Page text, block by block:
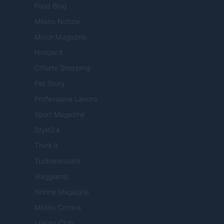
Food Blog
Milano Notizie
Motor Magazine
Notizie.it
Offerte Shopping
Pet Story
Professione Lavoro
Sport Magazine
Style24
Think.it
Tuobenessere
Viaggiamo
Nonne Magazine
Milano Cortina